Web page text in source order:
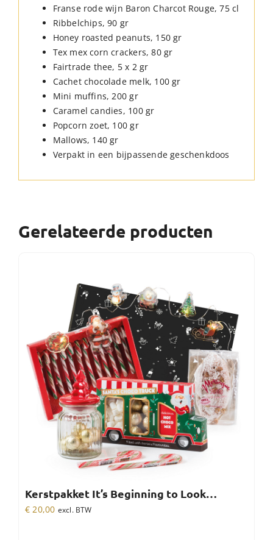
Franse rode wijn Baron Charcot Rouge, 75 cl
Ribbelchips, 90 gr
Honey roasted peanuts, 150 gr
Tex mex corn crackers, 80 gr
Fairtrade thee, 5 x 2 gr
Cachet chocolade melk, 100 gr
Mini muffins, 200 gr
Caramel candies, 100 gr
Popcorn zoet, 100 gr
Mallows, 140 gr
Verpakt in een bijpassende geschenkdoos
Gerelateerde producten
Kerstpakket It’s Beginning to Look…
€ 20,00 excl. BTW